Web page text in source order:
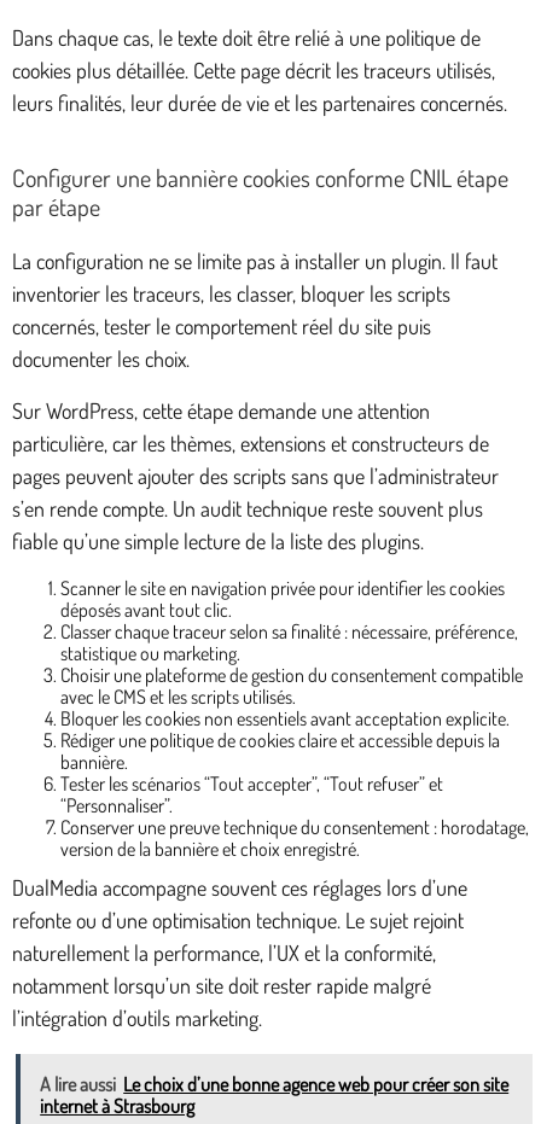
Dans chaque cas, le texte doit être relié à une politique de
cookies plus détaillée. Cette page décrit les traceurs utilisés,
leurs finalités, leur durée de vie et les partenaires concernés.
Configurer une bannière cookies conforme CNIL étape
par étape
La configuration ne se limite pas à installer un plugin. Il faut
inventorier les traceurs, les classer, bloquer les scripts
concernés, tester le comportement réel du site puis
documenter les choix.
Sur WordPress, cette étape demande une attention
particulière, car les thèmes, extensions et constructeurs de
pages peuvent ajouter des scripts sans que l’administrateur
s’en rende compte. Un audit technique reste souvent plus
fiable qu’une simple lecture de la liste des plugins.
Scanner le site en navigation privée pour identifier les cookies
déposés avant tout clic.
Classer chaque traceur selon sa finalité : nécessaire, préférence,
statistique ou marketing.
Choisir une plateforme de gestion du consentement compatible
avec le CMS et les scripts utilisés.
Bloquer les cookies non essentiels avant acceptation explicite.
Rédiger une politique de cookies claire et accessible depuis la
bannière.
Tester les scénarios “Tout accepter”, “Tout refuser” et
“Personnaliser”.
Conserver une preuve technique du consentement : horodatage,
version de la bannière et choix enregistré.
DualMedia accompagne souvent ces réglages lors d’une
refonte ou d’une optimisation technique. Le sujet rejoint
naturellement la performance, l’UX et la conformité,
notamment lorsqu’un site doit rester rapide malgré
l’intégration d’outils marketing.
A lire aussi Le choix d’une bonne agence web pour créer son site
internet à Strasbourg